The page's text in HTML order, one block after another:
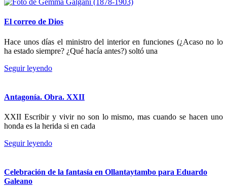
El correo de Dios
Hace unos días el ministro del interior en funciones (¿Acaso no lo
ha estado siempre? ¿Qué hacía antes?) soltó una
Seguir leyendo
Antagonía. Obra. XXII
XXII Escribir y vivir no son lo mismo, mas cuando se hacen uno
honda es la herida si en cada
Seguir leyendo
Celebración de la fantasía en Ollantaytambo para Eduardo
Galeano